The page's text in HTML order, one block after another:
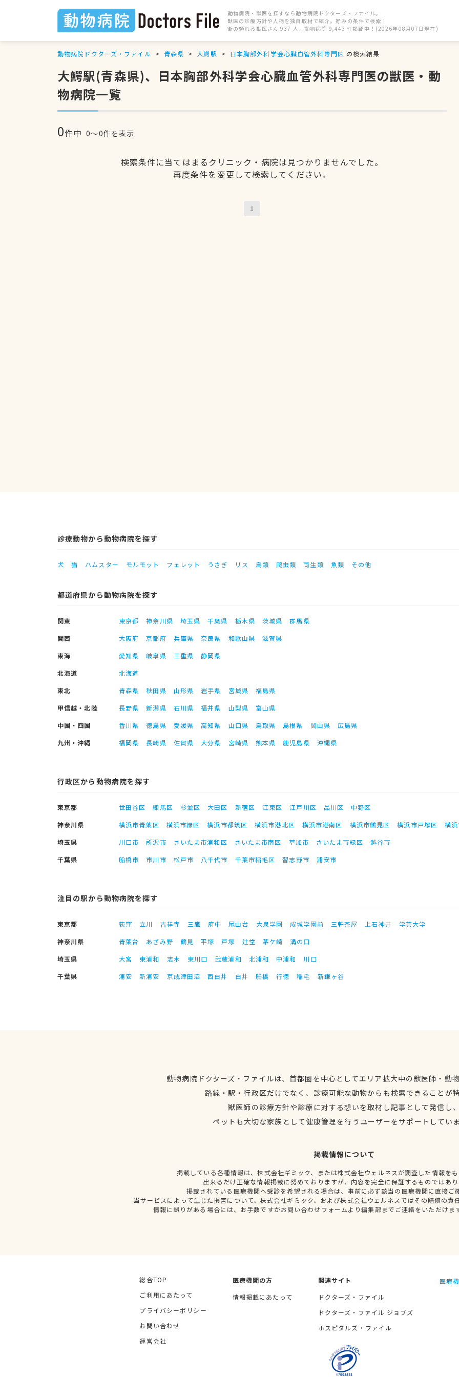
動物病院・獣医を探すなら動物病院ドクターズ・ファイル。
獣医の診療方針や人柄を独自取材で紹介。好みの条件で検索！
街の頼れる獣医さん 937 人、動物病院 9,443 件掲載中！(2026年08月07日現在)
動物病院ドクターズ・ファイル 青森県 大鰐駅 日本胸部外科学会心臓血管外科専門医 の検索結果
大鰐駅(青森県)、日本胸部外科学会心臓血管外科専門医の獣医・動
物病院一覧
0件中 0〜0件を表示
検索条件に当てはまるクリニック・病院は見つかりませんでした。
再度条件を変更して検索してください。
1
診療動物から動物病院を探す
犬 猫 ハムスター モルモット フェレット うさぎ リス 鳥類 爬虫類 両生類 魚類 その他
都道府県から動物病院を探す
関東 東京都 神奈川県 埼玉県 千葉県 栃木県 茨城県
群馬県
関西
大阪府 京都府 兵庫県 奈良県 和歌山県
滋賀県
東海
愛知県 岐阜県 三重県
静岡県
北海道
北海道
東北
青森県 秋田県 山形県 岩手県 宮城県
福島県
甲信越・北陸
長野県 新潟県 石川県 福井県 山梨県
富山県
中国・四国
香川県 徳島県 愛媛県 高知県 山口県 鳥取県 島根県 岡山県
広島県
九州・沖縄
福岡県 長崎県 佐賀県 大分県 宮崎県 熊本県 鹿児島県 沖縄県
行政区から動物病院を探す
東京都 世田谷区 練馬区 杉並区 大田区 新宿区 江東区 江戸川区 品川区
中野区
神奈川県
横浜市青葉区 横浜市緑区 横浜市都筑区 横浜市港北区 横浜市港南区 横浜市鶴見区 横浜市戸塚区
横
埼玉県
川口市 所沢市 さいたま市浦和区 さいたま市南区 草加市 さいたま市緑区
越谷市
千葉県
船橋市 市川市 松戸市 八千代市 千葉市稲毛区 習志野市 浦安市
注目の駅から動物病院を探す
東京都 荻窪 立川 吉祥寺 三鷹 府中 尾山台 大泉学園 成城学園前 三軒茶屋 上石神井
学芸大学
神奈川県
青葉台 あざみ野 鶴見 平塚 戸塚 辻堂 茅ケ崎
溝の口
埼玉県
大宮 東浦和 志木 東川口 武蔵浦和 北浦和 中浦和
川口
千葉県
浦安 新浦安 京成津田沼 西白井 白井 船橋 行徳 稲毛 新鎌ヶ谷
動物病院ドクターズ・ファイルは、首都圏を中心としてエリア拡大中の獣医師・動
路線・駅・行政区だけでなく、診療可能な動物からも検索できることが
獣医師の診療方針や診療に対する想いを取材し記事として発信し
ペットも大切な家族として健康管理を行うユーザーをサポートしてい
掲載情報について
掲載している各種情報は、株式会社ギミック、または株式会社ウェルネスが調査した情報を
出来るだけ正確な情報掲載に努めておりますが、内容を完全に保証するものではあ
掲載されている医療機関へ受診を希望される場合は、事前に必ず該当の医療機関に直接ご
当サービスによって生じた損害について、株式会社ギミック、および株式会社ウェルネスではその賠償の責
情報に誤りがある場合には、お手数ですがお問い合わせフォームより編集部までご連絡をいただけま
総合TOP
ご利用にあたって
プライバシーポリシー
お問い合わせ
運営会社
医療機関の方
情報掲載にあたって
関連サイト
ドクターズ・ファイル
ドクターズ・ファイル ジョブズ
ホスピタルズ・ファイル
医療